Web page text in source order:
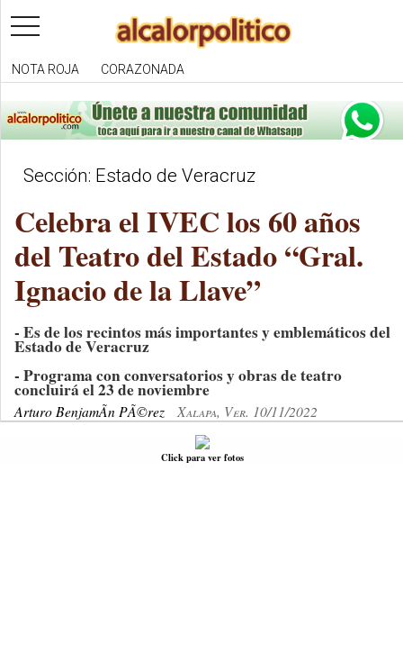
toggle
navigation
NOTA ROJA CORAZONADA
Sección: Estado de Veracruz
Celebra el IVEC los 60 años
del Teatro del Estado “Gral.
Ignacio de la Llave”
- Es de los recintos más importantes y emblemáticos del
Estado de Veracruz
- Programa con conversatorios y obras de teatro
concluirá el 23 de noviembre
Arturo BenjamÃ­n PÃ©rez Xalapa, Ver. 10/11/2022
Click para ver fotos